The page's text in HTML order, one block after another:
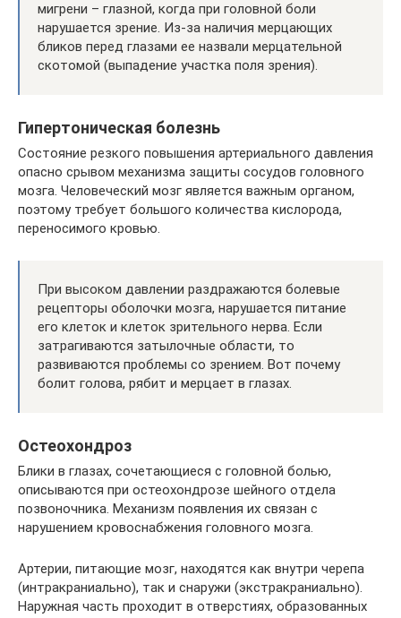
мигрени – глазной, когда при головной боли
нарушается зрение. Из-за наличия мерцающих
бликов перед глазами ее назвали мерцательной
скотомой (выпадение участка поля зрения).
Гипертоническая болезнь
Состояние резкого повышения артериального давления
опасно срывом механизма защиты сосудов головного
мозга. Человеческий мозг является важным органом,
поэтому требует большого количества кислорода,
переносимого кровью.
При высоком давлении раздражаются болевые
рецепторы оболочки мозга, нарушается питание
его клеток и клеток зрительного нерва. Если
затрагиваются затылочные области, то
развиваются проблемы со зрением. Вот почему
болит голова, рябит и мерцает в глазах.
Остеохондроз
Блики в глазах, сочетающиеся с головной болью,
описываются при остеохондрозе шейного отдела
позвоночника. Механизм появления их связан с
нарушением кровоснабжения головного мозга.
Артерии, питающие мозг, находятся как внутри черепа
(интракраниально), так и снаружи (экстракраниально).
Наружная часть проходит в отверстиях, образованных